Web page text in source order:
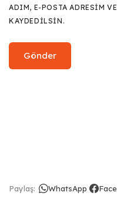
ADIM, E-POSTA ADRESIM
KAYDEDILSIN.
Paylaş: WhatsApp